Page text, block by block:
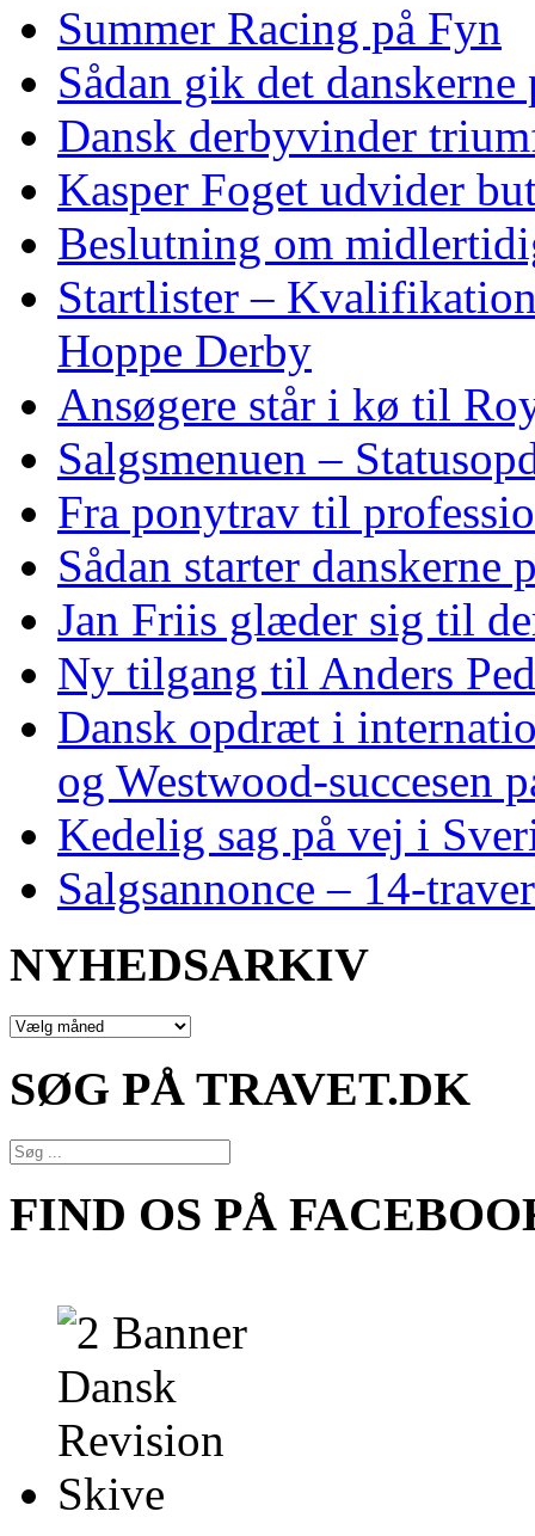
Summer Racing på Fyn
Sådan gik det
Dansk derbyvinder
Kasper Foget udvider
Beslutning om
Startlister –
Hoppe Derby
Ansøgere står i kø til
Salgsmenuen –
Fra ponytrav til
Sådan starter danskerne
Jan Friis glæder sig til
Ny tilgang til Anders
Dansk opdræt i
og Westwood‑succesen
Kedelig sag på vej i
Salgsannonce –
NYHEDSARKIV
NYHEDSARKIV
SØG PÅ TRAVET.DK
FIND OS PÅ